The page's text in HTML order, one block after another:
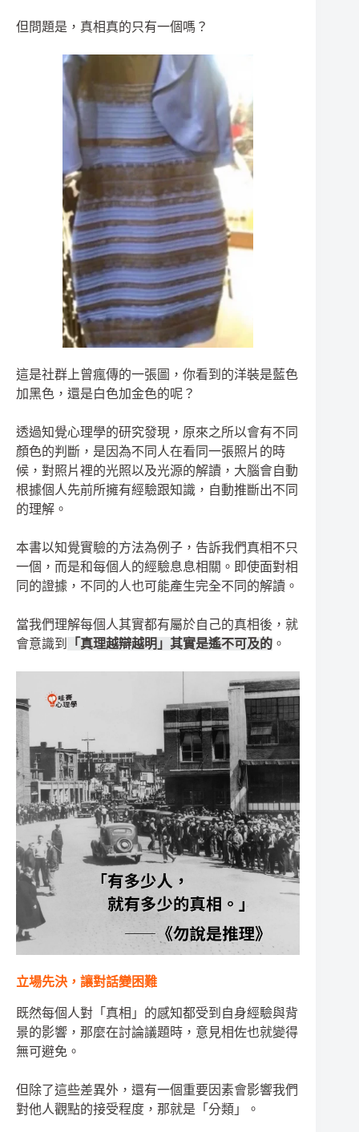
但問題是，真相真的只有一個嗎？
這是社群上曾瘋傳的一張圖，你看到的洋裝是藍色
加黑色，還是白色加金色的呢？
透過知覺心理學的研究發現，原來之所以會有不同
顏色的判斷，是因為不同人在看同一張照片的時
候，對照片裡的光照以及光源的解讀，大腦會自動
根據個人先前所擁有經驗跟知識，自動推斷出不同
的理解。
本書以知覺實驗的方法為例子，告訴我們真相不只
一個，而是和每個人的經驗息息相關。即使面對相
同的證據，不同的人也可能產生完全不同的解讀。
當我們理解每個人其實都有屬於自己的真相後，就
會意識到
「真理越辯越明」其實是遙不可及的 。
立場先決，讓對話變困難
既然每個人對「真相」的感知都受到自身經驗與背
景的影響，那麼在討論議題時，意見相佐也就變得
無可避免。
但除了這些差異外，還有一個重要因素會影響我們
對他人觀點的接受程度，那就是「分類」。